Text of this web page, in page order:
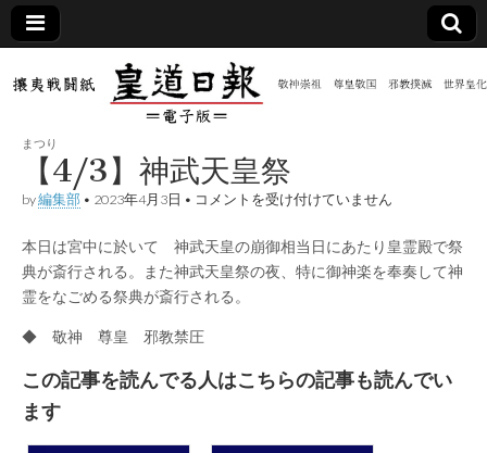
皇道
日報
（防
共新
聞）
電子
版
敬神
尊皇
｜昭
和八
年創
刊
実
践
攘夷
戦闘
まつり
【4/3】神武天皇祭
by編集部 • 2023年4月3日 • 【4/3】
天
皇
祭
は
コメントを受け付けていません
本日は宮中に於いて 神武天皇の崩御相当日にあたり皇霊殿で祭
典が斎行される。また神武天皇祭の夜、特に御神楽を奉奏して神
霊をなごめる祭典が斎行される。
◆ 敬神 尊皇 邪教禁圧
この記事を読んでる人はこちらの記事も読んでい
ます